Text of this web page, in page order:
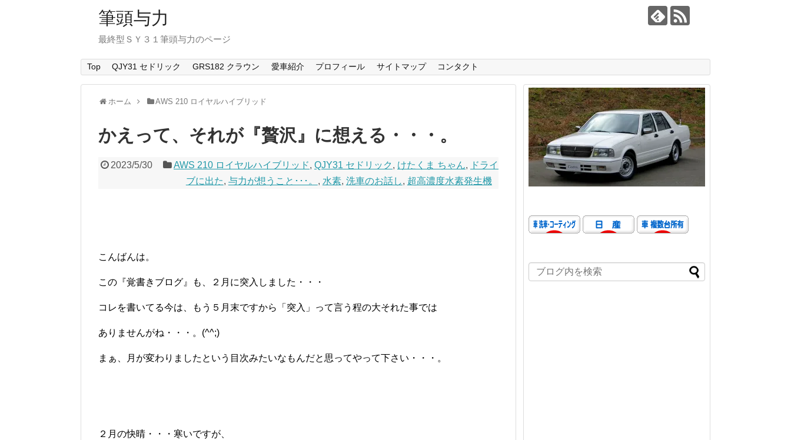
筆頭与力
最終型ＳＹ３１筆頭与力のページ
Top QJY31 セドリック GRS182 クラウン 愛車紹介 プロフィール サイトマップ コンタクト
ホーム AWS 210 ロイヤルハイブリッド
かえって、それが『贅沢』に想える・・・。
2023/5/30 AWS 210 ロイヤルハイブリッド, QJY31 セドリック , けたくま ちゃん, ドライ
ブに出た, 与力が想うこと･･･。 , 水素, 洗車のお話し, 超高濃度水素発生機
こんばんは。
この『覚書きブログ』も、２月に突入しました・・・
コレを書いてる今は、もう５月末ですから「突入」って言う程の大それた事では
ありませんがね・・・。(^^;)ゞ
まぁ、月が変わりましたという目次みたいなもんだと思ってやって下さい・・・。
２月の快晴・・・寒いですが、